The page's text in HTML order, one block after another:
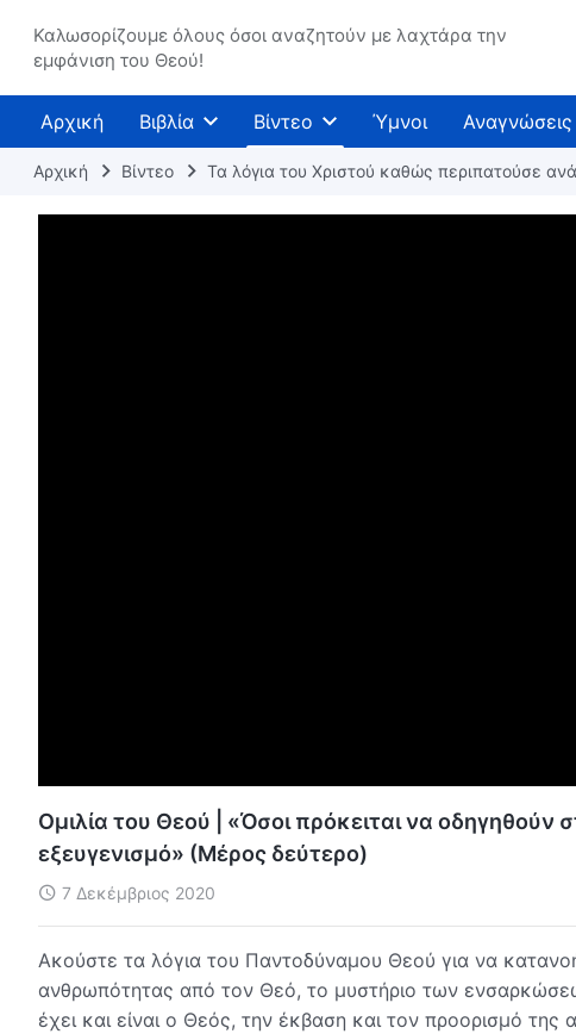
Καλωσορίζουμε όλους όσοι αναζητούν με λαχτάρα την
εμφάνιση του Θεού!
Αρχική Βιβλία Βίντεο Ύμνοι Αναγνώσεις
Αρχική Βίντεο Τα λόγια του Χριστού καθώς περιπατούσε
Ομιλία του Θεού | «Όσοι πρόκειται να
εξευγενισμό» (Μέρος δεύτερο)
7 Δεκέμβριος 2020
Ακούστε τα λόγια του Παντοδύναμου Θεού για να
ανθρωπότητας από τον Θεό, το μυστήριο των
έχει και είναι ο Θεός, την έκβαση και τον προορισμό